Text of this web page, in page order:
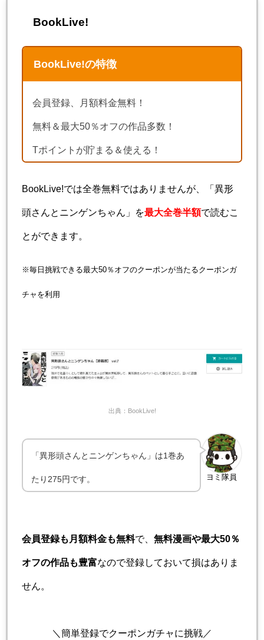
BookLive!
BookLive!の特徴
会員登録、月額料金無料！
無料＆最大50％オフの作品多数！
Tポイントが貯まる＆使える！
BookLive!では全巻無料ではありませんが、「異形
頭さんとニンゲンちゃん」を最大全巻半額で読むこ
とができます。
※毎日挑戦できる最大50％オフのクーポンが当たるクーポンガ
チャを利用
出典：BookLive!
ヨミ隊員
「異形頭さんとニンゲンちゃん」は1巻あ
たり275円です。
会員登録も月額料金も無料で、 無料漫画や最大50％
オフの作品も豊富なので登録しておいて損はありま
せん。
＼簡単登録でクーポンガチャに挑戦／